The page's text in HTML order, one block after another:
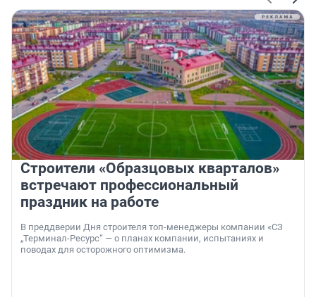
Строители «Образцовых кварталов»
встречают профессиональный
праздник на работе
В преддверии Дня строителя топ-менеджеры компании «СЗ
„Терминал-Ресурс“ — о планах компании, испытаниях и
поводах для осторожного оптимизма.